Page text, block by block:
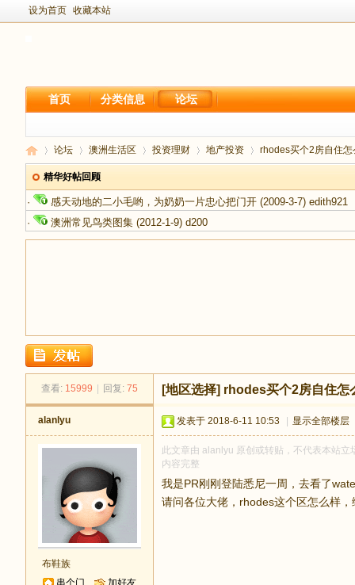
设为首页 收藏本站
首页 分类信息 论坛
新
足
›
论坛
›
澳洲生活区
›
投资理财
›
地产投资 rhodes买个2房自住怎
精华好帖回顾
· 感天动地的二小毛哟，为奶奶一片忠心把门开 (2009-3-7) edith921
·
澳洲常见鸟类图集 (2012-1-9) d200
查看: 15999 回复: 75 [地区选择] rhodes买个2房自住怎
alanlyu
布鞋族
串个门
加好友
发表于 2018-6-11 10:53 显示全部楼层
此文章由 alanlyu 原创或转贴，不代表本站
内容完整
我是PR刚刚登陆悉尼一周，去看了
请问各位大佬，rhodes这个区怎么样